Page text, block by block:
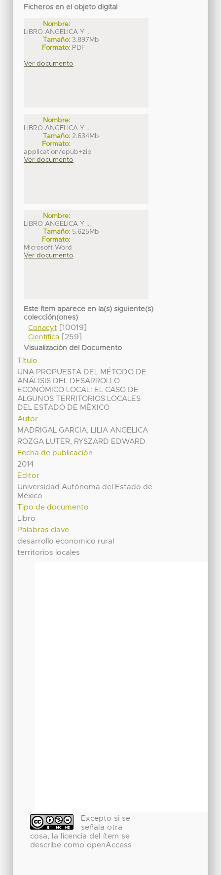
Ficheros en el objeto digital
Nombre:
LIBRO ANGELICA Y ...
Tamaño: 3.897Mb
Formato: PDF
Ver documento
Nombre:
LIBRO ANGELICA Y ...
Tamaño: 2.634Mb
Formato:
application/epub+zip
Ver documento
Nombre:
LIBRO ANGELICA Y ...
Tamaño: 5.625Mb
Formato:
Microsoft Word
Ver documento
Este ítem aparece en la(s) siguiente(s)
colección(ones)
Conacyt[10019]
Científica[259]
Visualización del Documento
Título
UNA PROPUESTA DEL MÉTODO DE
ANÁLISIS DEL DESARROLLO
ECONÓMICO LOCAL: EL CASO DE
ALGUNOS TERRITORIOS LOCALES
DEL ESTADO DE MÉXICO
Autor
MADRIGAL GARCIA, LILIA ANGELICA
ROZGA LUTER, RYSZARD EDWARD
Fecha de publicación
2014
Editor
Universidad Autónoma del Estado de
México
Tipo de documento
Libro
Palabras clave
desarrollo economico rural
territorios locales
Excepto si se
señala otra
cosa, la licencia del ítem se
describe como openAccess